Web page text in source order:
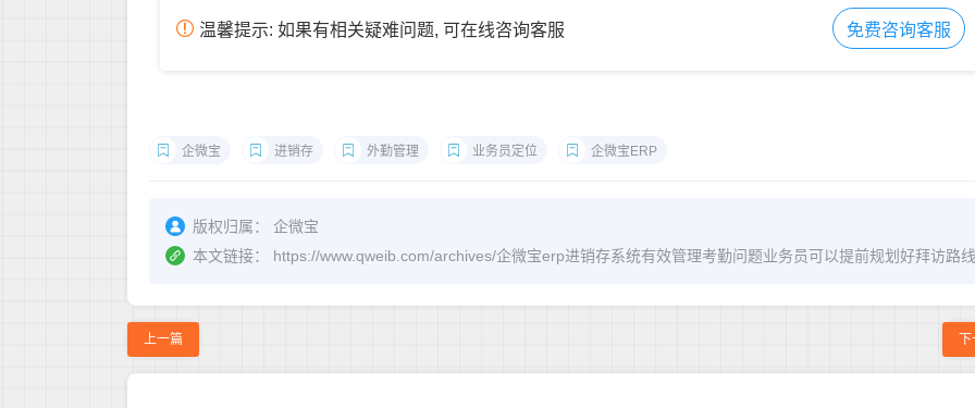
温馨提示: 如果有相关疑难问题, 可在线咨询客服 免费咨询客服
企微宝 进销存 外勤管理 业务员定位 企微宝ERP
版权归属：
企微宝
本文链接：
https://www.qweib.com/archives/企微宝erp进销存系统有效管理考勤问题业务员可以提前规划好拜访路线
上一篇 下